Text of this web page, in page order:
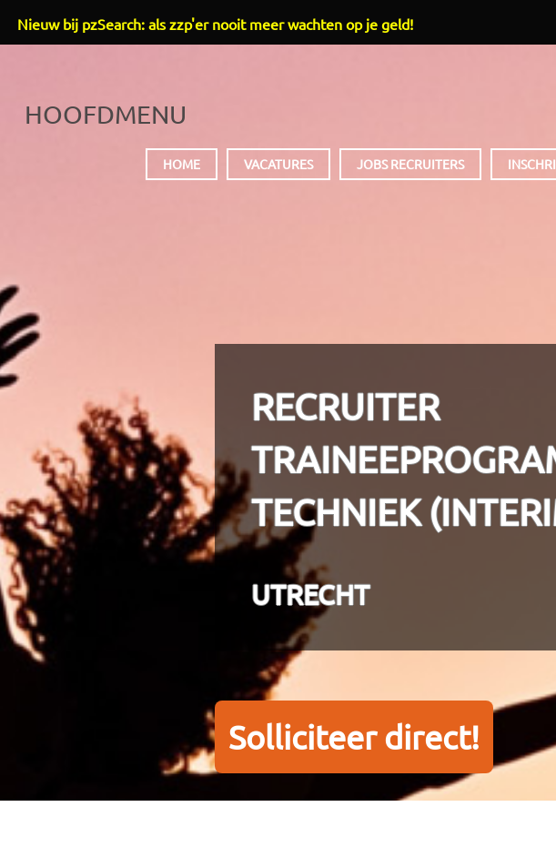
HOOFDMENU
HOME VACATURES JOBS RECRUITERS
RECRUITER
TECHNIEK
UTRECHT
Solliciteer direct!
Nieuw bij pzSearch: als zzp'er nooit meer wachten op je geld!